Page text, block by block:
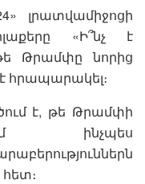
լրատվամիջոցի
«Ի՞նչ է
Թրամփը նորից
հրապարակել։
է, թե Թրամփի
ինչպես